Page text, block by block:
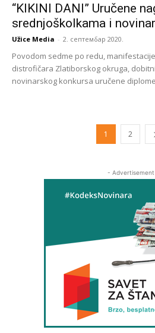
“KIKINI DANI” Uručene
srednjoškolkama i
Užice Media - 2. септембар 2020.
Povodom sedme po redu,
distrofičara Zlatiborskog okruga,
novinarskog konkursa uručene
1 2
-